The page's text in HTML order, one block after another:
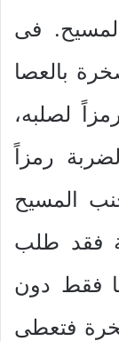
فى
بالعصا
لصلبه،
رمزاً
المسيح
فقد طلب
فقط دون
فتعطى